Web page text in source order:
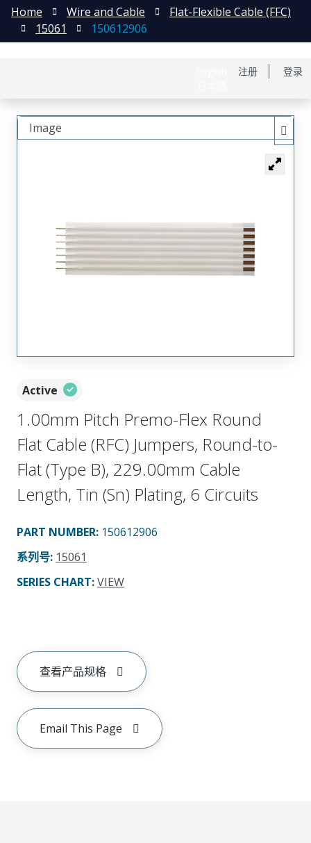
注册 登录
Home Wire and Cable
Flat-Flexible Cable (FFC)
15061
150612906
Active
1.00mm Pitch Premo-Flex Round
Flat Cable (RFC) Jumpers, Round-to-
Flat (Type B), 229.00mm Cable
Length, Tin (Sn) Plating, 6 Circuits
PART NUMBER: 150612906
系列号: 15061
SERIES CHART:VIEW
查看产品规格
Email This Page
Image